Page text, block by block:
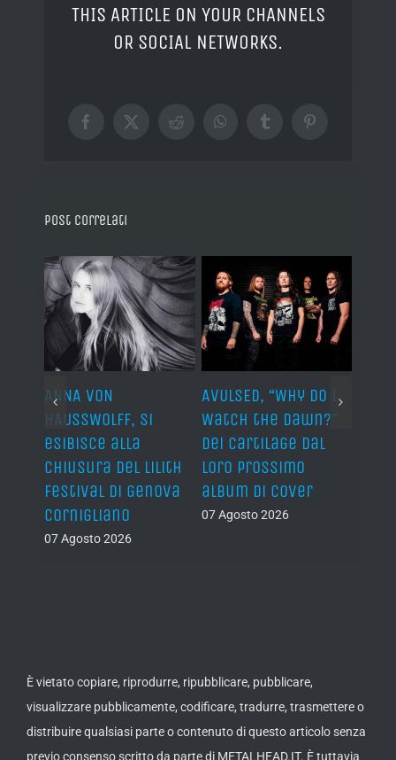
THIS ARTICLE ON YOUR CHANNELS
OR SOCIAL NETWORKS.
Facebook
X RedditWhatsAppTumblrPinterest
Post correlati
si
alla
del Lilith
di Genova
AVULSED, “Why Do I
Watch the Dawn?”
dei Cartilage dal
loro prossimo
album di cover
07 Agosto 2026
JOHN DIVA & THE
ROCKETS OF LOVE,
“The Devil’s Got
Back” il nuovo
singolo!
07 Agosto 2026
È vietato copiare, riprodurre, ripubblicare, pubblicare,
visualizzare pubblicamente, codificare, tradurre, trasmettere o
distribuire qualsiasi parte o contenuto di questo articolo senza
previo consenso scritto da parte di METALHEAD.IT. È tuttavia